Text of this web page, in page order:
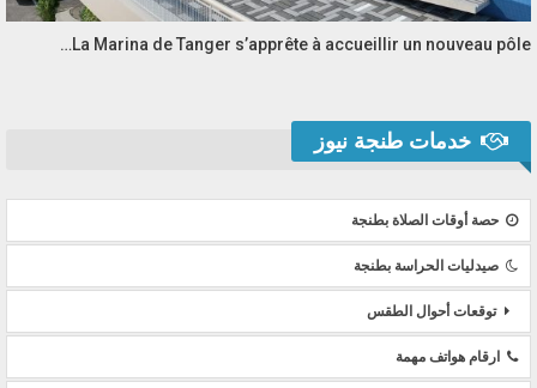
La Marina de Tanger s’apprête à accueillir un nouveau pôle…
خدمات طنجة نيوز
حصة أوقات الصلاة بطنجة
صيدليات الحراسة بطنجة
توقعات أحوال الطقس
ارقام هواتف مهمة